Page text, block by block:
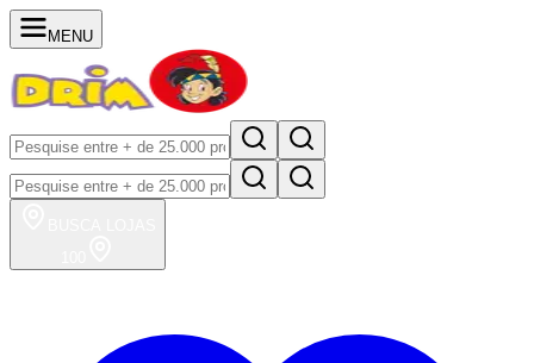
MENU